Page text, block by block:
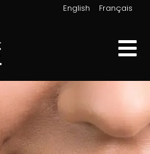
English Français